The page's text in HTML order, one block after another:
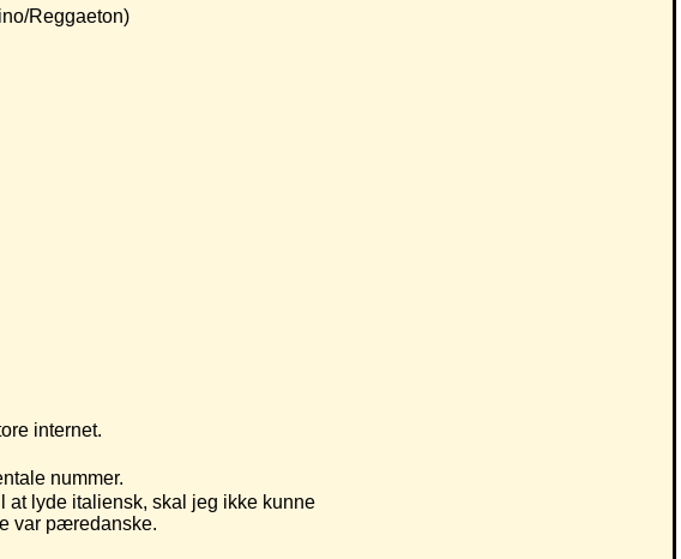
Reggaeton)
internet.
nummer.
at lyde italiensk, skal jeg ikke kunne
var pæredanske.